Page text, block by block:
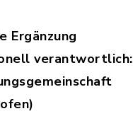
Ergänzung
verantwortlich: